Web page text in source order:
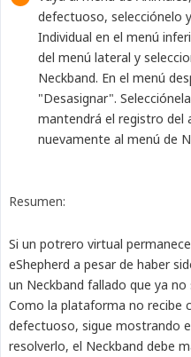
defectuoso, selecciónelo
Individual en el menú
del menú lateral y
Neckband. En el menú
"Desasignar".
mantendrá el registro del
nuevamente al menú de
Resumen:
Si un potrero virtual
eShepherd a pesar de haber
un Neckband fallado que ya
Como la plataforma no recibe
defectuoso, sigue mostrando
resolverlo, el Neckband debe